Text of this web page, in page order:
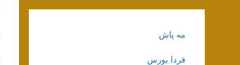
مه پاش
فردا بورس